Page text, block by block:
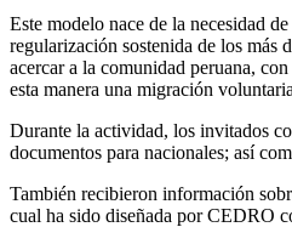
Este modelo nace de la necesidad
regularización sostenida de los más
acercar a la comunidad peruana,
esta manera una migración
Durante la actividad, los invitados
documentos para nacionales; así
También recibieron información
cual ha sido diseñada por CEDRO